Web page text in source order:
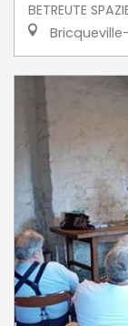
BETREUTE